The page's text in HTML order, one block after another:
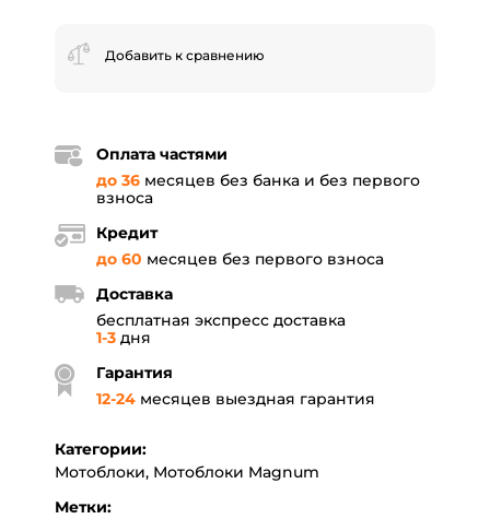
Добавить к сравнению
Оплата частями
до 36 месяцев без банка и без первого
взноса
Кредит
до 60 месяцев без первого взноса
Доставка
бесплатная экспресс доставка
1-3 дня
Гарантия
12-24 месяцев выездная гарантия
Категории:
Мотоблоки, Мотоблоки Magnum
Метки: